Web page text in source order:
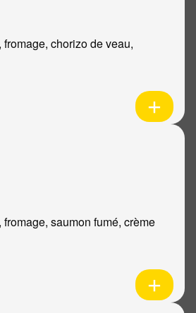
chorizo de veau,
saumon fumé, crème